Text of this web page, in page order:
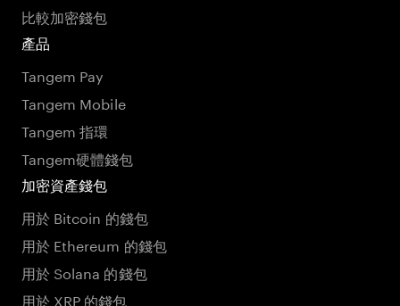
比較加密錢包
產品
Tangem Pay
Tangem Mobile
Tangem 指環
Tangem硬體錢包
加密資產錢包
用於 Bitcoin 的錢包
用於 Ethereum 的錢包
用於 Solana 的錢包
用於 XRP 的錢包